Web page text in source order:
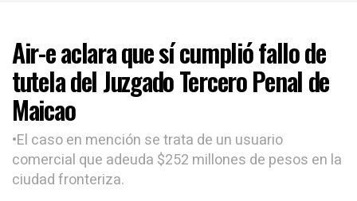
Air-e aclara que sí cumplió fallo de
tutela del Juzgado Tercero Penal de
Maicao
•El caso en mención se trata de un usuario
comercial que adeuda $252 millones de pesos en la
ciudad fronteriza.